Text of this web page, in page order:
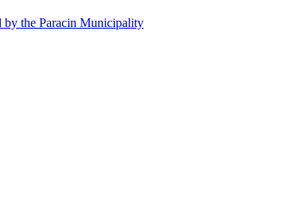
by the Paracin Municipality